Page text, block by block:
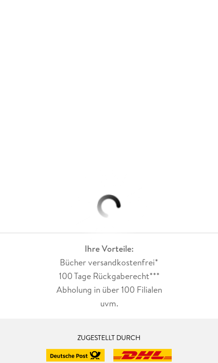
Ihre Vorteile:
Bücher versandkostenfrei*
100 Tage Rückgaberecht***
Abholung in über 100 Filialen
uvm.
ZUGESTELLT DURCH